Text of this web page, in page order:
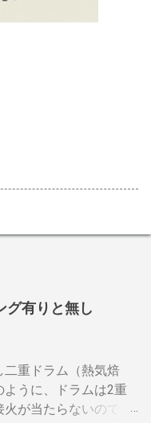
有りと無し
二重ドラム（熱気焙
うに、ドラムは2重
が当たらないので温